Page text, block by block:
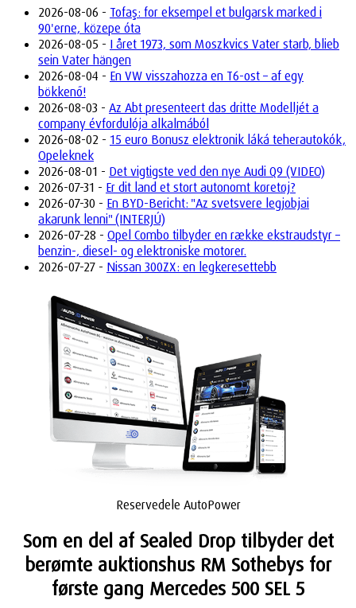
2026-08-06 - Tofaş: for eksempel et bulgarsk marked i
90'erne, közepe óta
2026-08-05 - I året 1973, som Moszkvics Vater starb, blieb
sein Vater hängen
2026-08-04 - En VW visszahozza en T6-ost – af egy
bökkenő!
2026-08-03 - Az Abt presenteert das dritte Modelljét a
company évfordulója alkalmából
2026-08-02 - 15 euro Bonusz elektronik láká teherautokók,
Opeleknek
2026-08-01 - Det vigtigste ved den nye Audi Q9 (VIDEO)
2026-07-31 - Er dit land et stort autonomt køretøj?
2026-07-30 - En BYD-Bericht: "Az svetsvere legjobjai
akarunk lenni" (INTERJÚ)
2026-07-28 - Opel Combo tilbyder en række ekstraudstyr –
benzin-, diesel- og elektroniske motorer.
2026-07-27 - Nissan 300ZX: en legkeresettebb
Reservedele AutoPower
Som en del af Sealed Drop tilbyder det
berømte auktionshus RM Sothebys for
første gang Mercedes 500 SEL 5